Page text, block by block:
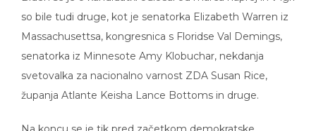
so bile tudi druge, kot je senatorka Elizabeth Warren iz
Massachusettsa, kongresnica s Floridse Val Demings,
senatorka iz Minnesote Amy Klobuchar, nekdanja
svetovalka za nacionalno varnost ZDA Susan Rice,